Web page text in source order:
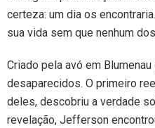
certeza: um dia os
sua vida sem que nenhum
Criado pela avó em
desaparecidos. O primeiro
deles, descobriu a verdade
revelação, Jefferson